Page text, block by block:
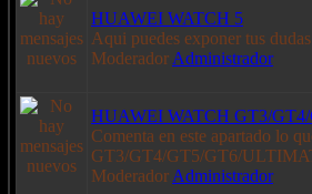
HUAWEI WATCH 5
Aqui puedes exponer tus
Moderador Administrador
HUAWEI WATCH GT3/
Comenta en este apartado lo
GT3/GT4/GT5/GT6/
Moderador Administrador